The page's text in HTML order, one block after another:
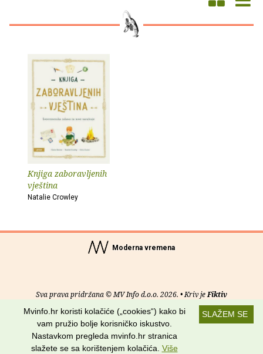
Knjiga zaboravljenih
vještina
Natalie Crowley
Moderna vremena
Sva prava pridržana © MV Info d.o.o. 2026. • Kriv jeFiktiv
Uvjeti korištenja RSS kanali
Potraži nas na:
SLAŽEM SE
Mvinfo.hr koristi kolačiće („cookies“) kako bi
vam pružio bolje korisničko iskustvo.
Nastavkom pregleda mvinfo.hr stranica
slažete se sa korištenjem kolačića. Više